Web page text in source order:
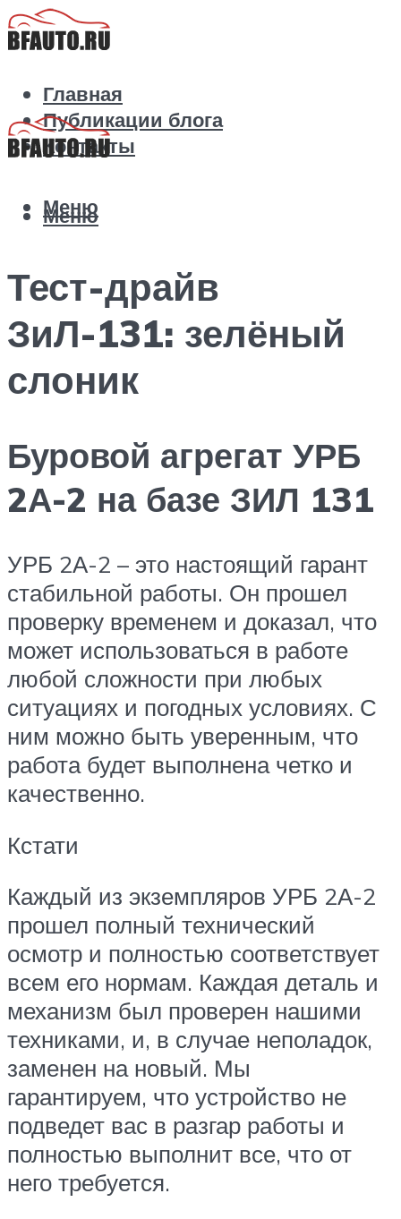
Главная
Публикации блога
Контакты
Меню
Меню
Тест-драйв
ЗиЛ-131: зелёный
слоник
Буровой агрегат УРБ
2А-2 на базе ЗИЛ 131
УРБ 2А-2 – это настоящий гарант
стабильной работы. Он прошел
проверку временем и доказал, что
может использоваться в работе
любой сложности при любых
ситуациях и погодных условиях. С
ним можно быть уверенным, что
работа будет выполнена четко и
качественно.
Кстати
Каждый из экземпляров УРБ 2А-2
прошел полный технический
осмотр и полностью соответствует
всем его нормам. Каждая деталь и
механизм был проверен нашими
техниками, и, в случае неполадок,
заменен на новый. Мы
гарантируем, что устройство не
подведет вас в разгар работы и
полностью выполнит все, что от
него требуется.